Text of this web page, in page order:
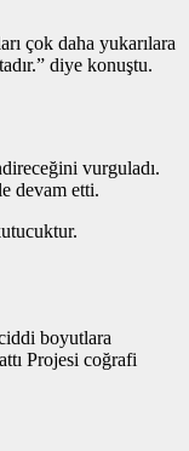
çok daha yukarılara
diye konuştu.
vurguladı.
devam etti.
boyutlara
Projesi coğrafi